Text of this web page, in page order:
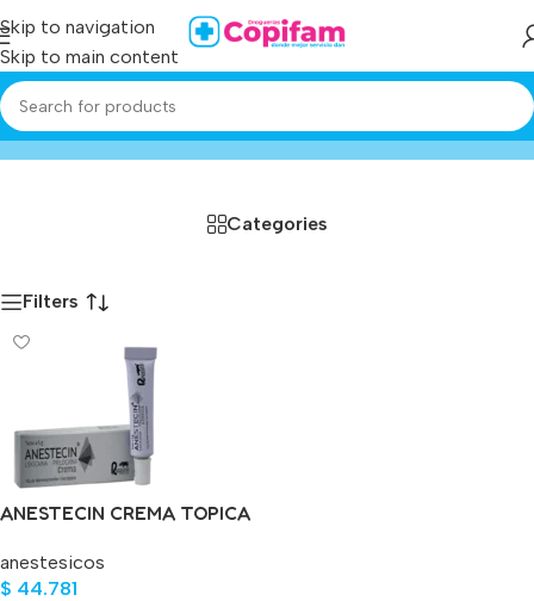
Skip to navigation
Skip to main content
anestecinHome/Producto
Categories
Filters
ANESTECIN CREMA TOPICA
anestesicos
$ 44.781